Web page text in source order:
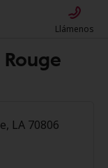
Llámenos
LA 70806